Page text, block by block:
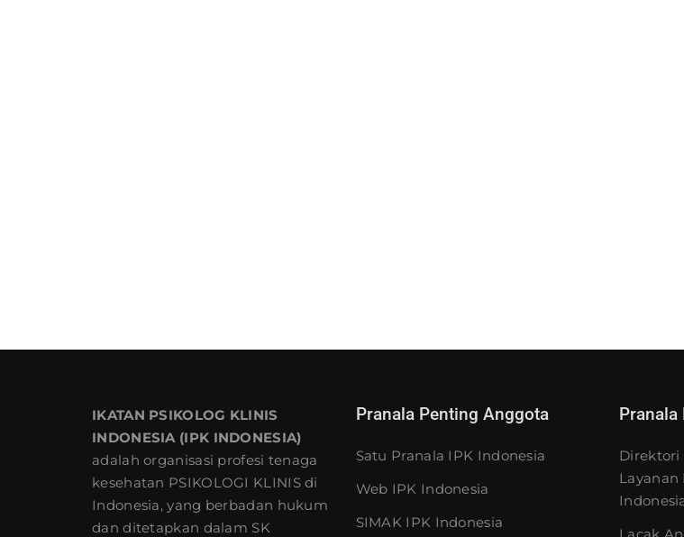
IKATAN PSIKOLOG KLINIS
INDONESIA (IPK INDONESIA)
adalah organisasi profesi tenaga
kesehatan PSIKOLOGI KLINIS di
Indonesia, yang berbadan hukum
dan ditetapkan dalam SK
Pranala Penting Anggota
Satu Pranala IPK Indonesia
Web IPK Indonesia
SIMAK IPK Indonesia
Pranala
Direktori
Layanan